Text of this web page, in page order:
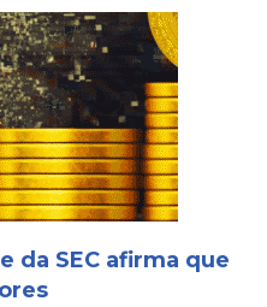
da SEC afirma que